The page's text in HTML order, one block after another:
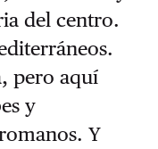
del centro.
pero aquí
y
Y